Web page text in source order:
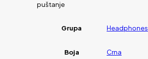
puštanje
Grupa Headphones
Boja Crna